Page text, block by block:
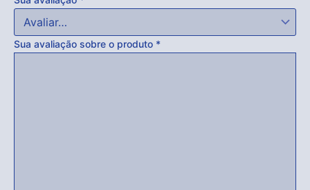
Sua avaliação sobre o produto *